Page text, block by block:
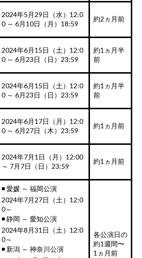
2024年5月29日（水）12:0
0 ～ 6月10日（月）18:59
約2ヵ月前
2024年6月15日（土）12:0
0 ～ 6月23日（日）23:59
約1ヵ月半
前
2024年6月15日（土）12:0
0 ～ 6月23日（日）23:59
約1ヵ月半
前
2024年6月17日（月）12:0
0 ～ 6月27日（木）23:59
約1ヵ月前
2024年7月1日（月）12:00
～ 7月7日（日）23:59
約1ヵ月前
◾️ 愛媛 ～ 福岡公演
2024年7月27日（土）12:0
0～
◾️ 静岡 ～ 愛知公演
2024年8月31日（土）12:0
0～
◾️ 新潟 ～ 神奈川公演
各公演日の
約1週間〜
1ヵ月前